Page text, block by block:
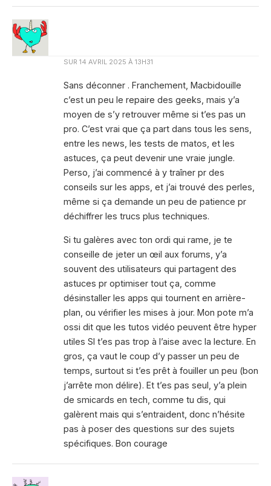
SUR 14 AVRIL 2025 À 13H31
Sans déconner . Franchement, Macbidouille
c’est un peu le repaire des geeks, mais y’a
moyen de s’y retrouver même si t’es pas un
pro. C’est vrai que ça part dans tous les sens,
entre les news, les tests de matos, et les
astuces, ça peut devenir une vraie jungle.
Perso, j’ai commencé à y traîner pr des
conseils sur les apps, et j’ai trouvé des perles,
même si ça demande un peu de patience pr
déchiffrer les trucs plus techniques.
Si tu galères avec ton ordi qui rame, je te
conseille de jeter un œil aux forums, y’a
souvent des utilisateurs qui partagent des
astuces pr optimiser tout ça, comme
désinstaller les apps qui tournent en arrière-
plan, ou vérifier les mises à jour. Mon pote m’a
ossi dit que les tutos vidéo peuvent être hyper
utiles SI t’es pas trop à l’aise avec la lecture. En
gros, ça vaut le coup d’y passer un peu de
temps, surtout si t’es prêt à fouiller un peu (bon
j’arrête mon délire). Et t’es pas seul, y’a plein
de smicards en tech, comme tu dis, qui
galèrent mais qui s’entraident, donc n’hésite
pas à poser des questions sur des sujets
spécifiques. Bon courage